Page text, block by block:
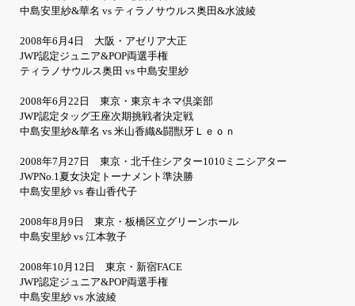
中島安里紗&華名 vs ティラノサウルス奥田&水波綾
2008年6月4日 大阪・アゼリア大正
JWP認定ジュニア&POP両選手権
ティラノサウルス奥田 vs 中島安里紗
2008年6月22日 東京・東京キネマ倶楽部
JWP認定タッグ王座次期挑戦者決定戦
中島安里紗&華名 vs 米山香織&闘獣牙Ｌｅｏｎ
2008年7月27日 東京・北千住シアター1010ミニシアター
JWPNo.1夏女決定トーナメント準決勝
中島安里紗 vs 春山香代子
2008年8月9日 東京・板橋区立グリーンホール
中島安里紗 vs 江本敦子
2008年10月12日 東京・新宿FACE
JWP認定ジュニア&POP両選手権
中島安里紗 vs 水波綾